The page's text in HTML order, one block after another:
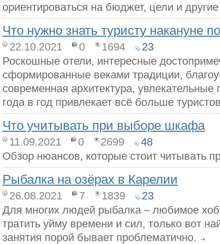
ориентироваться на бюджет, цели и
Что нужно знать туристу накануне
22.10.2021 0 1694
23
Роскошные отели, интересные
сформированные веками традиции,
современная архитектура, увлекательные
года в год привлекает всё больше
Что учитывать при выборе шкафа
11.09.2021 0 2699
48
Обзор нюансов, которые стоит читывать
Рыбалка на озёрах в Карелии
26.08.2021 7 1839
23
Для многих людей рыбалка – любимое
тратить уйму времени и сил, только вот
занятия порой бывает проблематично.